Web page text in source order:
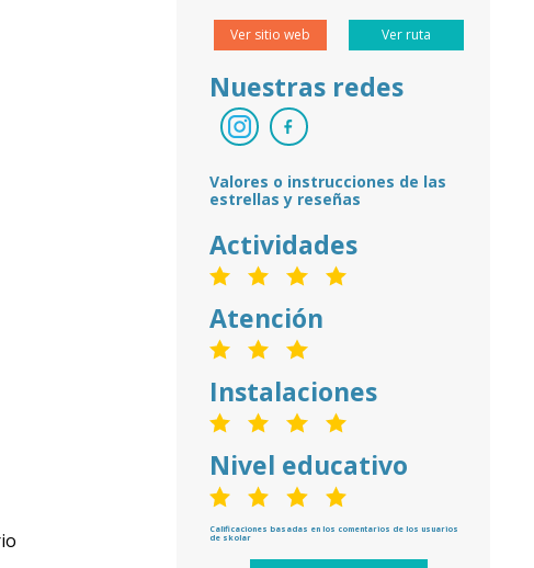
Ver sitio web Ver ruta
Nuestras redes
Valores o instrucciones de las
estrellas y reseñas
Actividades
Atención
Instalaciones
Nivel educativo
Calificaciones basadas en los comentarios de los usuarios
de skolar